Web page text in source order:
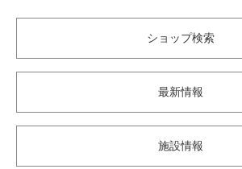
ショップ検索
最新情報
施設情報